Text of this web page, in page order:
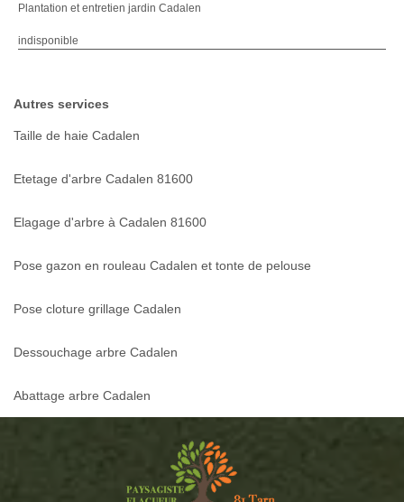
Plantation et entretien jardin Cadalen
indisponible
Autres services
Taille de haie Cadalen
Etetage d'arbre Cadalen 81600
Elagage d'arbre à Cadalen 81600
Pose gazon en rouleau Cadalen et tonte de pelouse
Pose cloture grillage Cadalen
Dessouchage arbre Cadalen
Abattage arbre Cadalen